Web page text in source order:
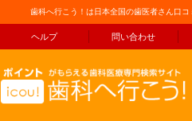
歯科へ行こう！は日本全国の歯医者さん口
ヘルプ 問い合わせ